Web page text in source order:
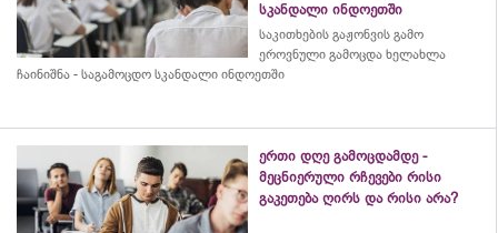
სკანდალი ინდოეთში
საკითხების გაჟონვის გამო
ეროვნული გამოცდა ხელახლა
ჩაინიშნა - საგამოცდო სკანდალი ინდოეთში
ერთი დღე გამოცდამდე -
მეცნიერული რჩევები რისი
გაკეთება ღირს და რისი არა?